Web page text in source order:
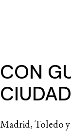
CON
CIUDAD
Madrid, Toledo